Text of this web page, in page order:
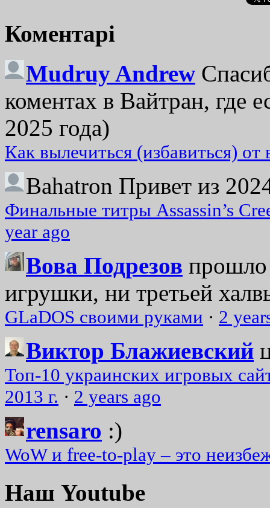
Коментарі
Mudruy Andrew
коментах в Вайтран, где
2025 года)
Как вылечиться (избавиться)
Bahatron Привет из
Финальные титры Assassin’s
year ago
Вова Подрезов прошло
игрушки, ни третьей
GLaDOS своими руками · 2
Виктор Блажиевский
Топ-10 украинских игровых
2013 г. · 2 years ago
rensaro :)
WoW и free-to-play – это
Наш Youtube